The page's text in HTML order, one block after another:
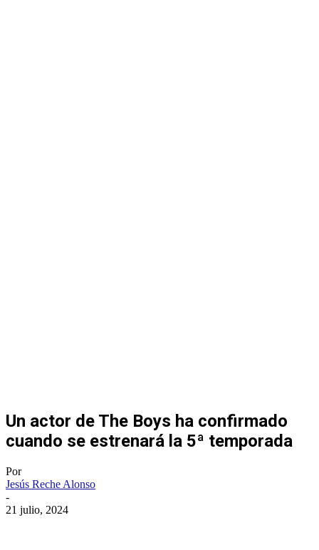
Un actor de The Boys ha confirmado
cuando se estrenará la 5ª temporada
Por
Jesús Reche Alonso
-
21 julio, 2024